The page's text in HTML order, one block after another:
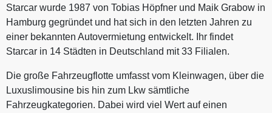
Starcar wurde 1987 von Tobias Höpfner und Maik Grabow in
Hamburg gegründet und hat sich in den letzten Jahren zu
einer bekannten Autovermietung entwickelt. Ihr findet
Starcar in 14 Städten in Deutschland mit 33 Filialen.
Die große Fahrzeugflotte umfasst vom Kleinwagen, über die
Luxuslimousine bis hin zum Lkw sämtliche
Fahrzeugkategorien. Dabei wird viel Wert auf einen